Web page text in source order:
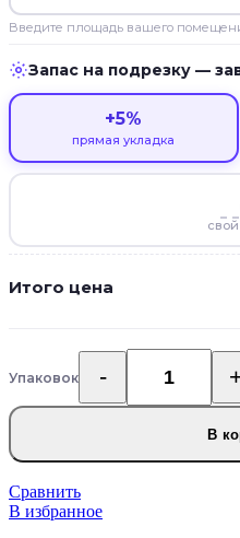
Введите площадь вашего
Запас на подрезку —
+5%
прямая укладка
Итого цена
УпаковокКоличество
товара
Кварцвиниловый
Art
East
Art
В
Сравнить
В избранное